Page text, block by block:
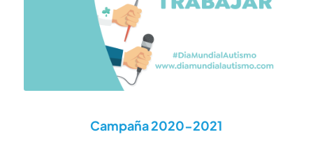
Campaña 2020-2021